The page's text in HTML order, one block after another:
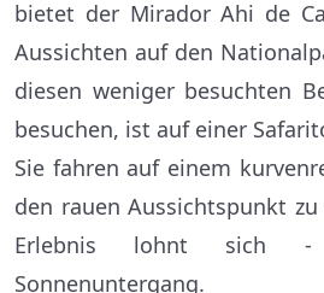
bietet der Mirador Ahi de
Aussichten auf den
diesen weniger besuchten
besuchen, ist auf einer
Sie fahren auf einem
den rauen Aussichtspunkt
Erlebnis lohnt sich -
Sonnenuntergang.